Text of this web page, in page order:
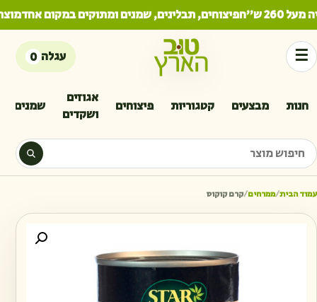
ש"ח פיצוחים, תבלינים, שמנים ומתוקים במקום אחד
☰
חנות מבצעים קטגוריות פיצוחים
אגוזים
ושקדים
שמנים
חיפוש מוצר
עגלה 0
עמוד הבית/ממרחים/קרם קוקוס